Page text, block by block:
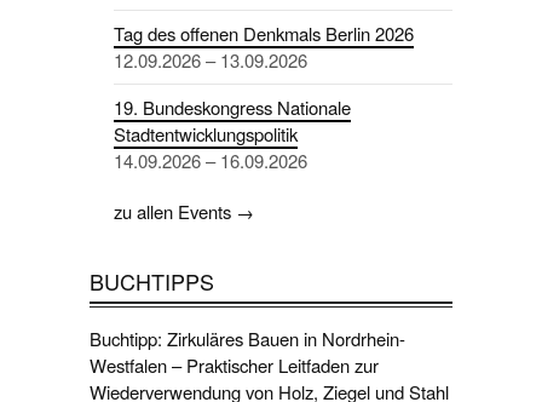
Tag des offenen Denkmals Berlin 2026
12.09.2026 – 13.09.2026
19. Bundeskongress Nationale
Stadtentwicklungspolitik
14.09.2026 – 16.09.2026
zu allen Events →
BUCHTIPPS
Buchtipp: Zirkuläres Bauen in Nordrhein-
Westfalen – Praktischer Leitfaden zur
Wiederverwendung von Holz, Ziegel und Stahl